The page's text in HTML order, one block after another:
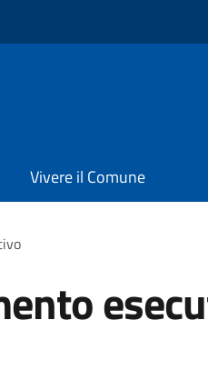
Vivere il Comune